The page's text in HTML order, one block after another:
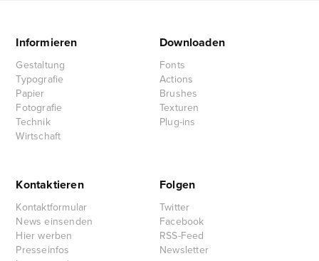
Informieren
Gestaltung
Typografie
Papier
Fotografie
Technik
Wirtschaft
Downloaden
Fonts
Actions
Brushes
Texturen
Plug-ins
Kontaktieren
Kontaktformular
News einsenden
Hier werben
Presseinfos
Folgen
Twitter
Facebook
RSS-Feed
Newsletter